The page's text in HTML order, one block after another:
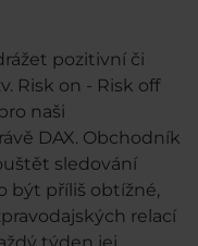
pozitivní či
Risk on - Risk off
naši
DAX. Obchodník
sledování
být příliš obtížné,
relací